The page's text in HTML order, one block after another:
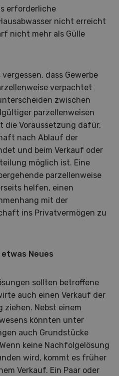
erforderliche
nicht erreicht
nicht mehr als Gülle
dass Gewerbe
verpachtet
zwischen
parzellenweisen
die Voraussetzung dafür,
nach Ablauf der
und beim Verkauf oder
möglich ist. Eine
parzellenweise
helfen, einen
mit der
ins Privatvermögen zu
Neues
sollten betroffene
auch einen Verkauf der
ziehen. Nebst einem
könnten unter
auch Grundstücke
keine Nachfolgelösung
wird, kommt es früher
Verkauf. Ein Paar oder